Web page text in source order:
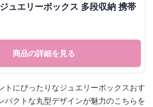
ュエリーボックス 多段収納 携帯
商品の詳細を見る
トにぴったりなジュエリーボックスおす
パクトな丸型デザインが魅力のこちらを